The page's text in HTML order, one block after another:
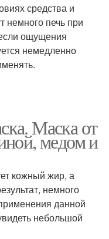
средства и
немного печь при
ощущения
немедленно
Маска от
медом и
кожный жир, а
немного
данной
небольшой